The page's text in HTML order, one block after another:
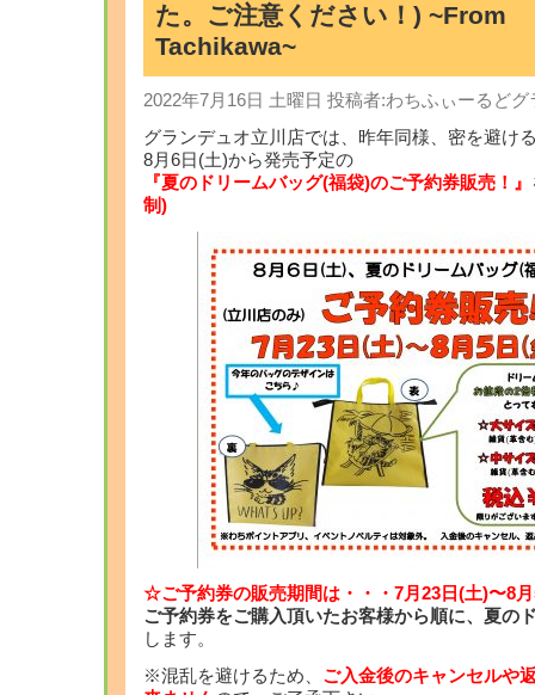
た。ご注意ください！) ~From
Tachikawa~
2022年7月16日 土曜日 投稿者:わちふぃーるど
グランデュオ立川店では、昨年同様、密を避け
8月6日(土)から発売予定の
『夏のドリームバッグ(福袋)のご予約券販売！』
制)
☆ご予約券の販売期間は・・・7月23日(土)〜8
ご予約券をご購入頂いたお客様から順に、夏の
します。
※混乱を避けるため、 ご入金後のキャンセルや